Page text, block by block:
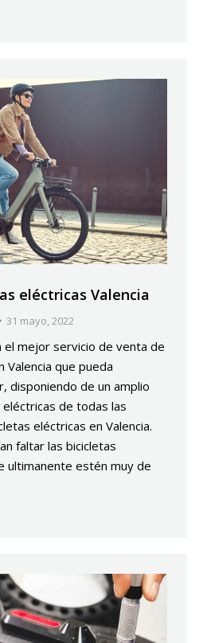
eléctricas Valencia
31 mayo, 2022
el mejor servicio de venta de
Valencia que pueda
disponiendo de un amplio
de todas las
eléctricas en Valencia.
faltar las bicicletas
ultimanente estén muy de